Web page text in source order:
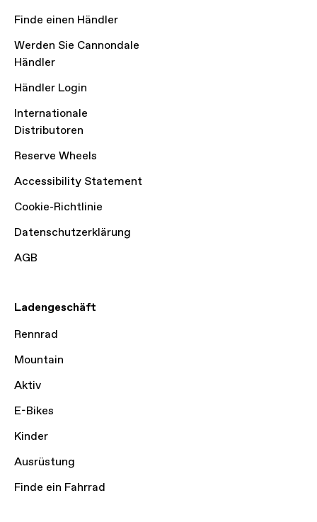
Finde einen Händler
Werden Sie Cannondale
Händler
Händler Login
Internationale
Distributoren
Reserve Wheels
Accessibility Statement
Cookie-Richtlinie
Datenschutzerklärung
AGB
Ladengeschäft
Rennrad
Mountain
Aktiv
E-Bikes
Kinder
Ausrüstung
Finde ein Fahrrad